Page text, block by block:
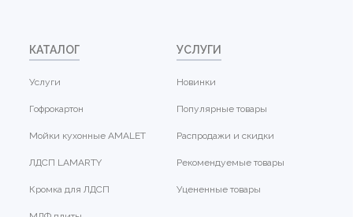
КАТАЛОГ
Услуги
Гофрокартон
Мойки кухонные AMALET
ЛДСП LAMARTY
Кромка для ЛДСП
УСЛУГИ
Новинки
Популярные товары
Распродажи и скидки
Рекомендуемые товары
Уцененные товары